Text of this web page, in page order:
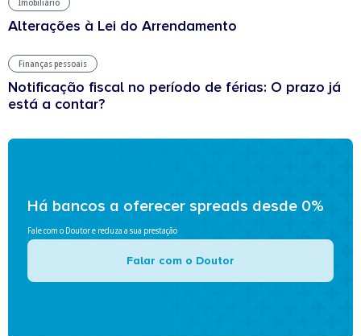
Imobiliário
Alterações à Lei do Arrendamento
Finanças pessoais
Notificação fiscal no período de férias: O prazo já
está a contar?
Há bancos a oferecer spreads desde 0%
Fale com o Doutor e reduza a sua prestação
Falar com o Doutor